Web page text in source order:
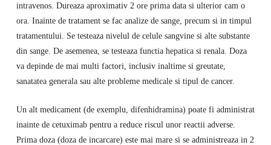
intravenos. Dureaza aproximativ 2 ore prima data si ulterior cam o
ora. Inainte de tratament se fac analize de sange, precum si in timpul
tratamentului. Se testeaza nivelul de celule sangvine si alte substante
din sange. De asemenea, se testeaza functia hepatica si renala. Doza
va depinde de mai multi factori, inclusiv inaltime si greutate,
sanatatea generala sau alte probleme medicale si tipul de cancer.
Un alt medicament (de exemplu, difenhidramina) poate fi administrat
inainte de cetuximab pentru a reduce riscul unor reactii adverse.
Prima doza (doza de incarcare) este mai mare si se administreaza in 2